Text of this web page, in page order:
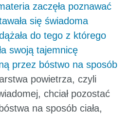
zaczęła poznawać
się świadoma
do tego z którego
swoją tajemnicę
przez bóstwo na sposób
powietrza, czyli
chciał pozostać
na sposób ciała,